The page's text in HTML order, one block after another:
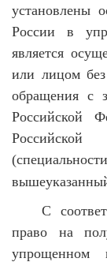
установлены
России в
является
или лицом без
обращения с
Российской
С
право на
упрощенном